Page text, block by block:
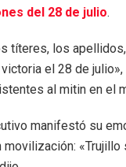
del 28 de julio.
títeres, los
victoria el 28 de
al mitin en el
manifestó su
movilización: